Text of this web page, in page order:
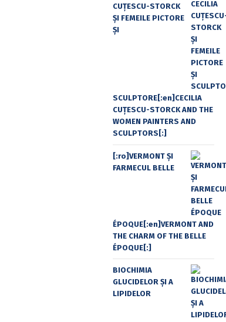
CUŢESCU-STORCK
ŞI FEMEILE PICTORE
ŞI
SCULPTORE[:en]CECILIA
CUŢESCU-STORCK AND THE
WOMEN PAINTERS AND
SCULPTORS[:]
[:ro]VERMONT ȘI
FARMECUL BELLE
ÉPOQUE[:en]VERMONT AND
THE CHARM OF THE BELLE
ÉPOQUE[:]
BIOCHIMIA
GLUCIDELOR ȘI A
LIPIDELOR